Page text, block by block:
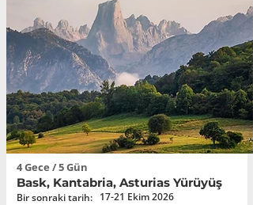
4 Gece / 5 Gün
Bask, Kantabria, Asturias Yürüyüş
Bir sonraki tarih: 17-21 Ekim 2026